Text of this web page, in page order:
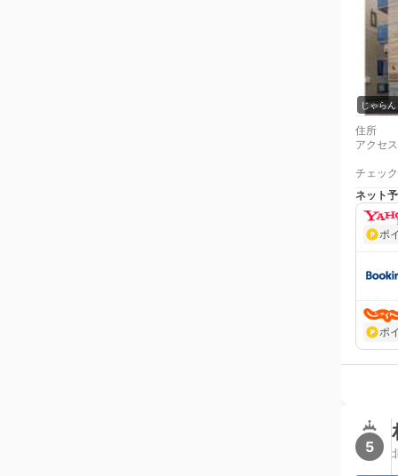
じゃらん
住所
アクセス
チェッ
ネット
ポ
ポ
5